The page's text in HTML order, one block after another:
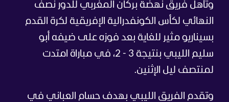
وتأهل فريق نهضة بركان المغربي للدور نصف
النهائي لكأس الكونفدرالية الإفريقية لكرة القدم
بسيناريو مثير للغاية بعد فوزه على ضيفه أبو
سليم الليبي بنتيجة 3 - 2، في مباراة امتدت
لمنتصف ليل الإثنين.
وتقدم الفريق الليبي بهدف حسام العباني في